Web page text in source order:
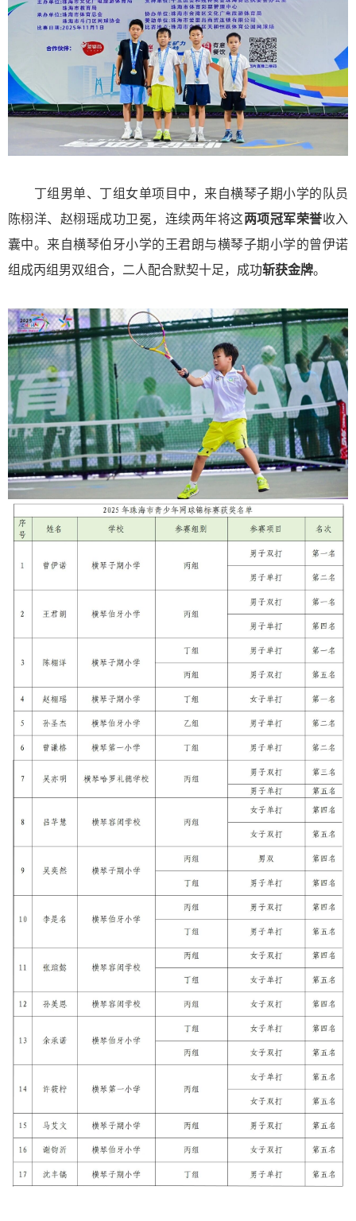
丁组男单、丁组女单项目中，来自横琴子期小学的队员
陈栩洋、赵栩瑶成功卫冕，连续两年将这两项冠军荣誉收入
囊中。 来自横琴伯牙小学的王君朗与横琴子期小学的曾伊诺
组成丙组男双组合，二人配合默契十足，成功斩获金牌。